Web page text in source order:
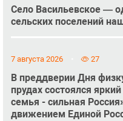
Село Васильевское —
сельских поселений
7 августа 2026 27
В преддверии Дня
прудах состоялся
семья - сильная
движением Единой